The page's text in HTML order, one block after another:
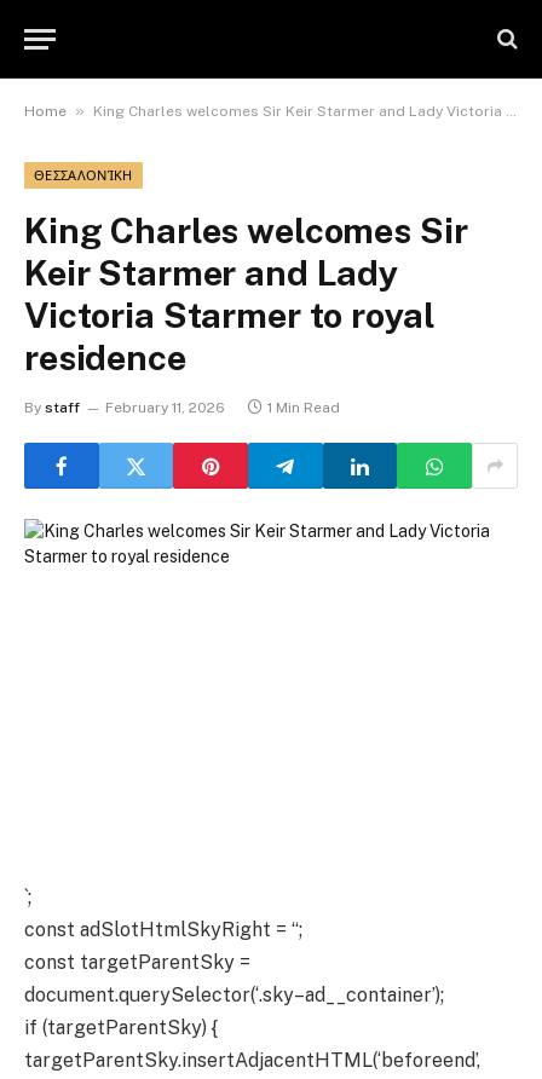
Home » King Charles welcomes Sir Keir Starmer and Lady Victoria Starmer to royal residence
ΘΕΣΣΑΛΟΝΊΚΗ
King Charles welcomes Sir
Keir Starmer and Lady
Victoria Starmer to royal
residence
By staff February 11, 2026 1 Min Read
`;
const adSlotHtmlSkyRight = “;
const targetParentSky =
document.querySelector(‘.sky–ad__container’);
if (targetParentSky) {
targetParentSky.insertAdjacentHTML(‘beforeend’,